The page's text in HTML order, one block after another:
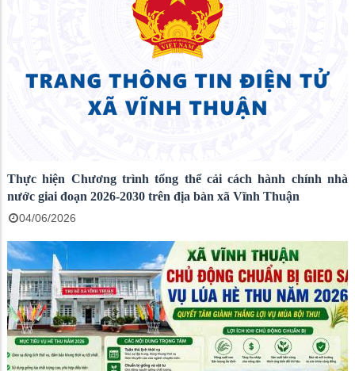
Thực hiện Chương trình tổng thể cải cách hành chính nhà
nước giai đoạn 2026-2030 trên địa bàn xã Vĩnh Thuận
04/06/2026